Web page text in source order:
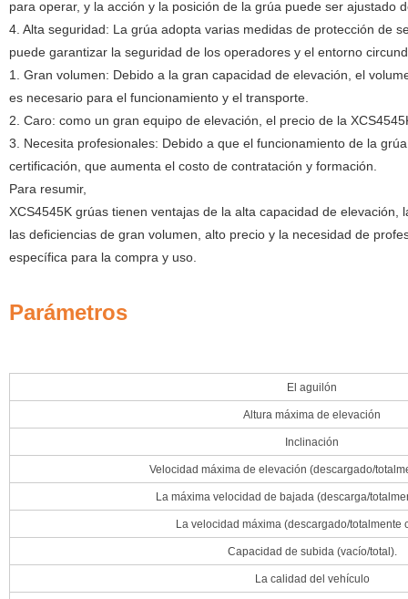
para operar, y la acción y la posición de la grúa puede ser ajustado
4. Alta seguridad: La grúa adopta varias medidas de protección de
puede garantizar la seguridad de los operadores y el entorno
1. Gran volumen: Debido a la gran capacidad de elevación, el
es necesario para el funcionamiento y el transporte.
2. Caro: como un gran equipo de elevación, el precio de la
3. Necesita profesionales: Debido a que el funcionamiento de la
certificación, que aumenta el costo de contratación y formación.
Para resumir,
XCS4545K grúas tienen ventajas de la alta capacidad de
las deficiencias de gran volumen, alto precio y la necesidad de
específica para la compra y uso.
Parámetros
El aguilón
Altura máxima de elevación
Inclinación
Velocidad máxima de elevación (descargado/
La máxima velocidad de bajada (descarga/
La velocidad máxima (descargado/totalmente
Capacidad de subida (vacío/total).
La calidad del vehículo